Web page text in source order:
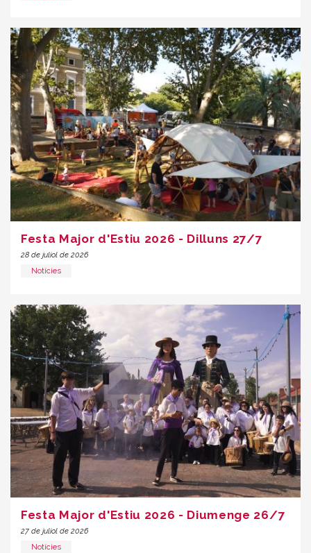
Festa Major d'Estiu 2026 - Dilluns 27/7
28 de juliol de 2026
Notícies
Festa Major d'Estiu 2026 - Diumenge 26/7
27 de juliol de 2026
Notícies